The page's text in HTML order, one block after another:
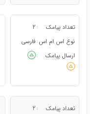
تعداد پیامک :
2
نوع اس ام اس : فارسی
ارسال پیامک
:
تعداد پیامک :
2